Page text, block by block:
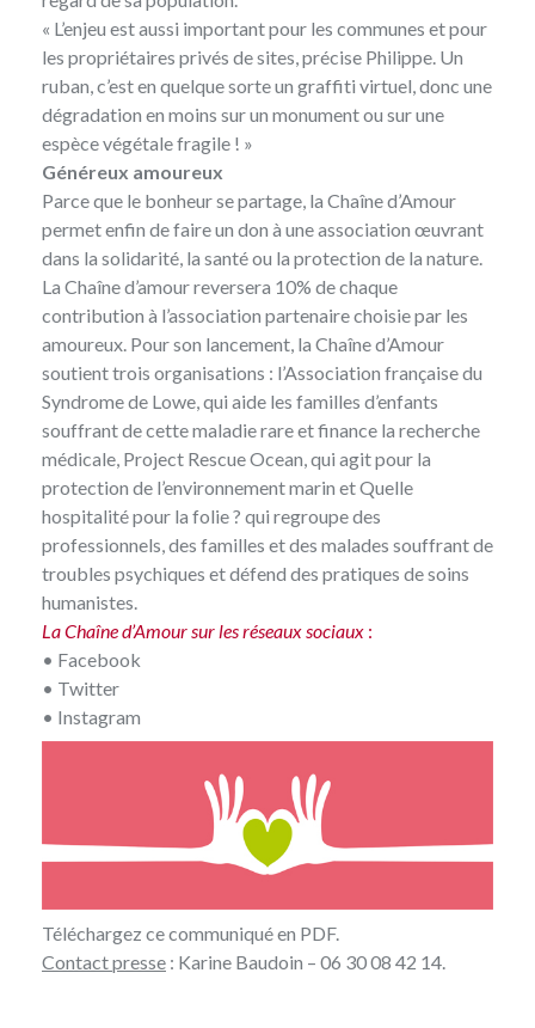
« L’enjeu est aussi important pour les communes et pour
les propriétaires privés de sites, précise Philippe. Un
ruban, c’est en quelque sorte un graffiti virtuel, donc une
dégradation en moins sur un monument ou sur une
espèce végétale fragile ! »
Généreux amoureux
Parce que le bonheur se partage, la Chaîne d’Amour
permet enfin de faire un don à une association œuvrant
dans la solidarité, la santé ou la protection de la nature.
La Chaîne d’amour reversera 10% de chaque
contribution à l’association partenaire choisie par les
amoureux. Pour son lancement, la Chaîne d’Amour
soutient trois organisations : l’Association française du
Syndrome de Lowe , qui aide les familles d’enfants
souffrant de cette maladie rare et finance la recherche
médicale, Project Rescue Ocean , qui agit pour la
protection de l’environnement marin etQuelle
hospitalité pour la folie ? qui regroupe des
professionnels, des familles et des malades souffrant de
troubles psychiques et défend des pratiques de soins
humanistes.
La Chaîne d’Amour sur les réseaux sociaux :
• Facebook
• Twitter
• Instagram
Téléchargez ce communiqué en PDF.
Contact presse : Karine Baudoin – 06 30 08 42 14.